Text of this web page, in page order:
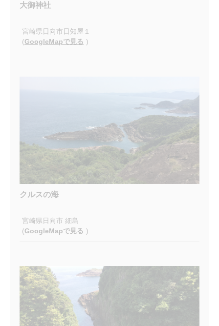
大御神社
宮崎県日向市日知屋１
(GoogleMapで見る )
クルスの海
宮崎県日向市 細島
(GoogleMapで見る )